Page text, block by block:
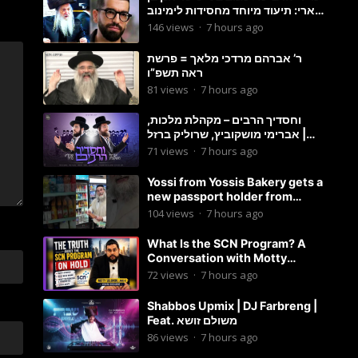
ארי: תיעוד מיוחד מחסידות לימינוב
שרים את השיר “השיבנו”
146views · 7 hours ago
ר’ אברהם מרדכי מלאך = פרשת
ראה תשפ”ו
81 views · 7 hours ago
וחסדיך הרבים – מקהלת מלכות,
אברימי מושקוביץ, שרוליק ברזל |
Malchus Choir
71 views · 7 hours ago
Yossi from Yossis Bakery gets a
new passport holder from
Globekeeper.co
104views · 7 hours ago
What Is the SCN Program? A
Conversation with Motty
Solomon
72views · 7 hours ago
Shabbos Upmix | DJ Farbreng |
Feat. משולם זושא
86views · 7 hours ago